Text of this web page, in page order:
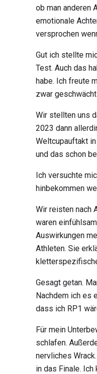
ob man anderen
emotionale
versprochen
Gut ich stellte
Test. Auch das
habe. Ich freute
zwar
Wir stellten uns
2023 dann
Weltcupauftakt
und das schon
Ich versuchte
hinbekommen
Wir reisten nach
waren
Auswirkungen
Athleten. Sie
Gesagt getan.
Nachdem ich es
dass ich RP1
Für mein
schlafen.
nervliches
in das Finale.